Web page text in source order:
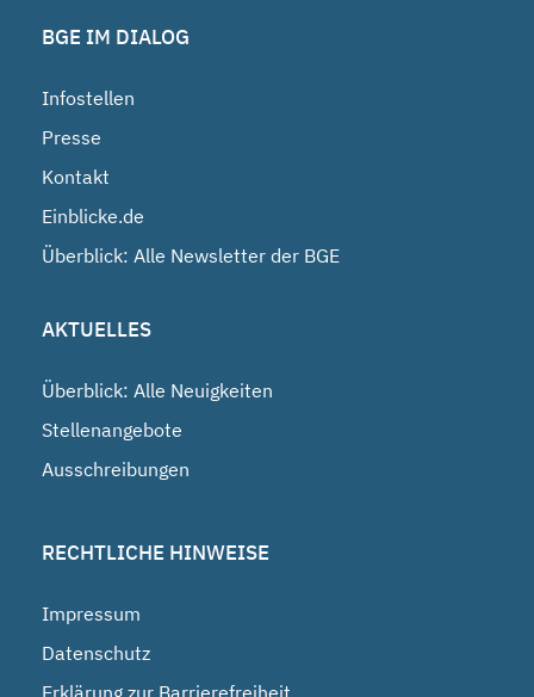
BGE IM DIALOG
Infostellen
Presse
Kontakt
Einblicke.de
Überblick: Alle Newsletter der BGE
AKTUELLES
Überblick: Alle Neuigkeiten
Stellenangebote
Ausschreibungen
RECHTLICHE HINWEISE
Impressum
Datenschutz
Erklärung zur Barrierefreiheit